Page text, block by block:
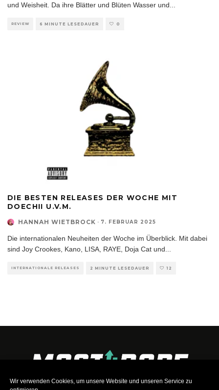
Wir verwenden Cookies, um unsere Website und unseren Service zu
und Weisheit. Da ihre Blätter und Blüten Wasser und
REVIEW 6 MINUTE LESEDAUER 0
DIE BESTEN RELEASES DER WOCHE MIT
DOECHII U.V.M.
HANNAH WIETBROCK · 7. FEBRUAR 2025
Die internationalen Neuheiten der Woche im Überblick. Mit dabei
sind Joy Crookes, Kano, LISA, RAYE, Doja Cat und...
INTERNATIONALE RELEASES 2 MINUTE LESEDAUER 12